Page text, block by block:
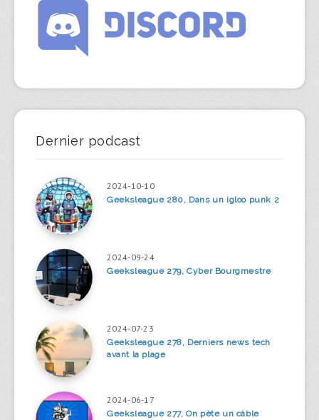
Dernier podcast
2024-10-10
Geeksleague 280, Dans un igloo punk 2
2024-09-24
Geeksleague 279, Cyber Bourgmestre
2024-07-23
Geeksleague 278, Derniers news tech
avant la plage
2024-06-17
Geeksleague 277, On pète un câble